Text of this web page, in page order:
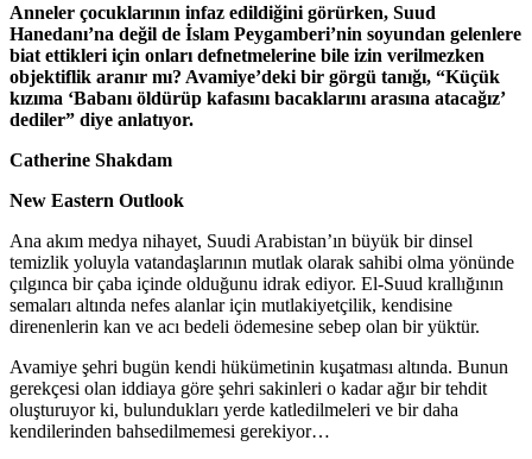
Anneler çocuklarının infaz edildiğini görürken, Suud
Hanedanı’na değil de İslam Peygamberi’nin soyundan gelenlere
biat ettikleri için onları defnetmelerine bile izin verilmezken
objektiflik aranır mı? Avamiye’deki bir görgü tanığı, “Küçük
kızıma ‘Babanı öldürüp kafasını bacaklarını arasına atacağız’
dediler” diye anlatıyor.
Catherine Shakdam
New Eastern Outlook
Ana akım medya nihayet, Suudi Arabistan’ın büyük bir dinsel
temizlik yoluyla vatandaşlarının mutlak olarak sahibi olma yönünde
çılgınca bir çaba içinde olduğunu idrak ediyor. El-Suud krallığının
semaları altında nefes alanlar için mutlakiyetçilik, kendisine
direnenlerin kan ve acı bedeli ödemesine sebep olan bir yüktür.
Avamiye şehri bugün kendi hükümetinin kuşatması altında. Bunun
gerekçesi olan iddiaya göre şehri sakinleri o kadar ağır bir tehdit
oluşturuyor ki, bulundukları yerde katledilmeleri ve bir daha
kendilerinden bahsedilmemesi gerekiyor…